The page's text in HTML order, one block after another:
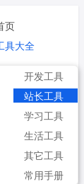
页
具大全
开发工具
站长工具
学习工具
生活工具
其它工具
常用手册